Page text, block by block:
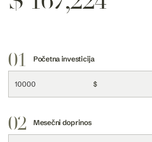
01 Početna investicija
$
02 Mesečni doprinos